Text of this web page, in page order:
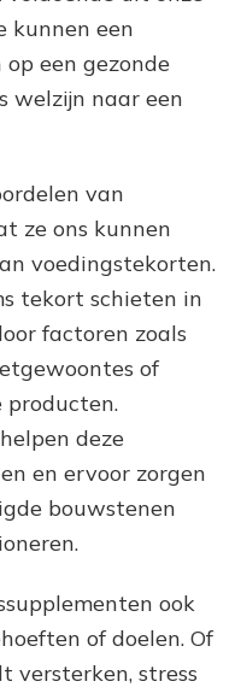
kunnen een
een gezonde
welzijn naar een
van
ze ons kunnen
voedingstekorten.
tekort schieten in
factoren zoals
of
deze
en ervoor zorgen
bouwstenen
ook
of doelen. Of
versterken, stress